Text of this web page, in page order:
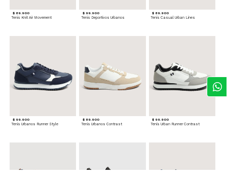
$ 89.900
Tenis Knit Air Movement
$ 99.900
Tenis Deportivos Urbanos
$ 89.900
Tenis Casual Urban Lines
$ 99.900
Tenis Urbanos Runner Style
$ 89.900
Tenis Urbanos Contrast
$ 99.900
Tenis Urban Runner Contrast